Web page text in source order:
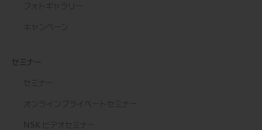
フォトギャラリー
キャンペーン
セミナー
セミナー
オンラインプライベートセミナー
NSK ビデオセミナー